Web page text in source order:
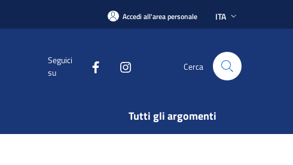
Accedi all'area personale ITA
Seguici
su
Cerca
Tutti gli argomenti